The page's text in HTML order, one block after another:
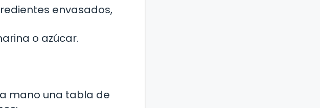
envasados,
o azúcar.
mano una tabla de